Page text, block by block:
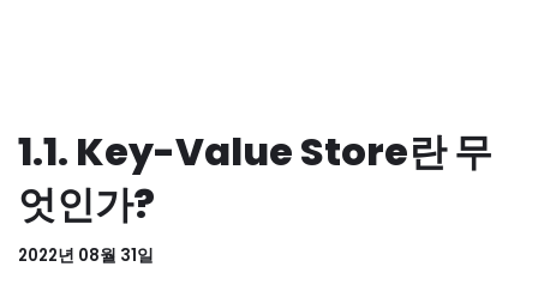
1.1. Key-Value Store란 무
엇인가?
2022년 08월 31일